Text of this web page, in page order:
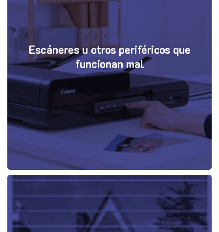
Escáneres u otros periféricos que
funcionan mal